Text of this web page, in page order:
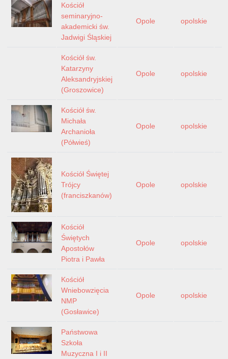
Kościół
seminaryjno-
akademicki św.
Jadwigi Śląskiej
Opole opolskie
Kościół św.
Katarzyny
Aleksandryjskiej
(Groszowice)
Opole opolskie
Kościół św.
Michała
Archanioła
(Półwieś)
Opole opolskie
Kościół Świętej
Trójcy
(franciszkanów)
Opole opolskie
Kościół
Świętych
Apostołów
Piotra i Pawła
Opole opolskie
Kościół
Wniebowzięcia
NMP
(Gosławice)
Opole opolskie
Państwowa
Szkoła
Muzyczna I i II